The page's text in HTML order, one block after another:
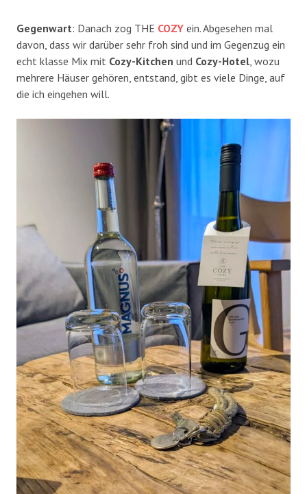
Gegenwart: Danach zog THE COZY ein. Abgesehen mal
davon, dass wir darüber sehr froh sind und im Gegenzug ein
echt klasse Mix mit Cozy-Kitchen und Cozy-Hotel , wozu
mehrere Häuser gehören, entstand, gibt es viele Dinge, auf
die ich eingehen will.